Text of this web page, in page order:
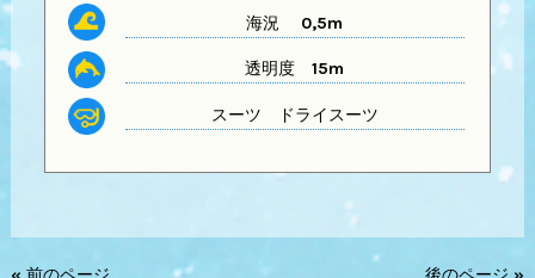
海況 0,5m
透明度 15m
スーツ ドライスーツ